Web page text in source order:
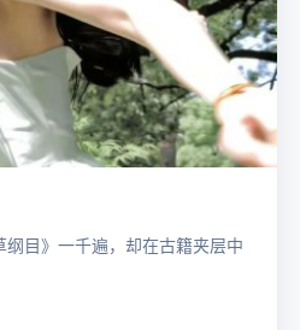
目》一千遍，却在古籍夹层中